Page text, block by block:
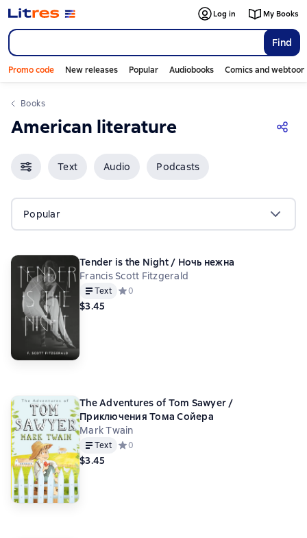
Find
Log in My Books
Promo code New releases Popular Audiobooks Comics and
Books
American literature
Text Audio Podcasts
Popular
Tender is the Night / Ночь нежна
Francis Scott Fitzgerald
Text Средний рейтинг 0 на основе 0 оценок
0
$3.45
The Adventures of Tom Sawyer /
Приключения Тома Сойера
Mark Twain
Text Средний рейтинг 0 на основе 0 оценок
0
$3.45